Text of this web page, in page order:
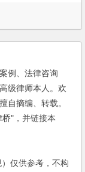
例、法律咨询
级律师本人。欢
自摘编、转载。
"，并链接本
仅供参考，不构